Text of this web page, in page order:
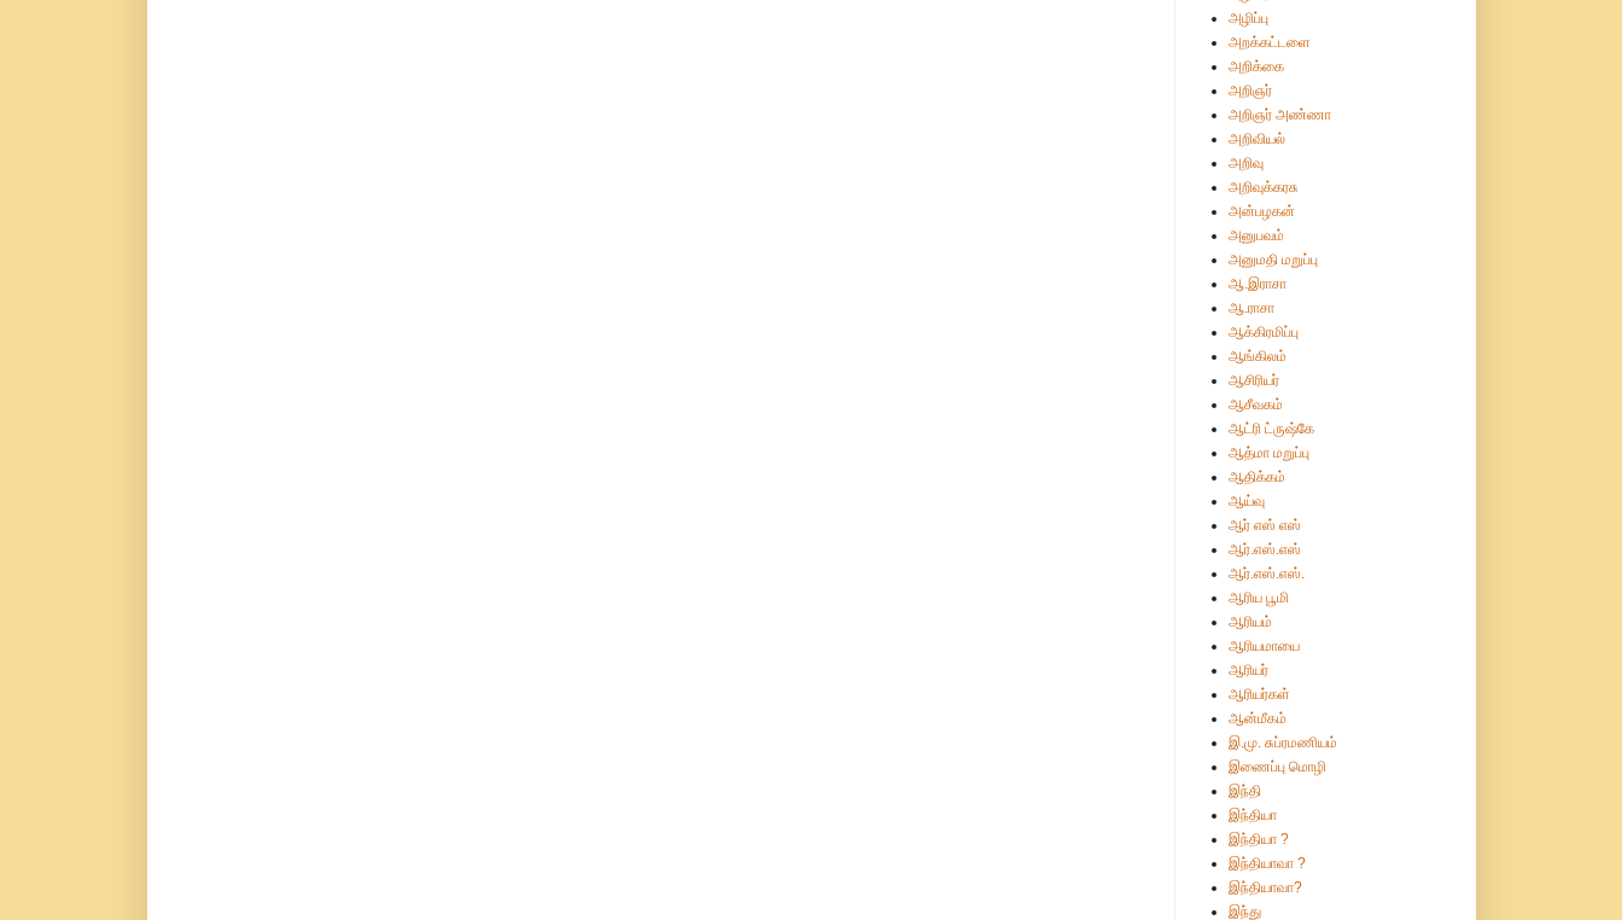
அழிப்பு
அறக்கட்டளை
அறிக்கை
அறிஞர்
அறிஞர் அண்ணா
அறிவியல்
அறிவு
அறிவுக்கரசு
அன்பழகன்
அனுபவம்
அனுமதி மறுப்பு
ஆ.இராசா
ஆ.ராசா
ஆக்கிரமிப்பு
ஆங்கிலம்
ஆசிரியர்
ஆசீவகம்
ஆட்ரி ட்ருஷ்கே
ஆத்மா மறுப்பு
ஆதிக்கம்
ஆய்வு
ஆர் எஸ் எஸ்
ஆர்.எஸ்.எஸ்
ஆர்.எஸ்.எஸ்.
ஆரிய பூமி
ஆரியம்
ஆரியமாயை
ஆரியர்
ஆரியர்கள்
ஆன்மீகம்
இ.மு. சுப்ரமணியம்
இணைப்பு மொழி
இந்தி
இந்தியா
இந்தியா ?
இந்தியாவா ?
இந்தியாவா?
இந்து